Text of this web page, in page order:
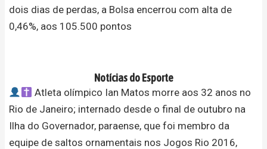
dois dias de perdas, a Bolsa encerrou com alta de
0,46%, aos 105.500 pontos
Notícias do Esporte
Atleta olímpico Ian Matos morre aos 32 anos no
Rio de Janeiro; internado desde o final de outubro na
Ilha do Governador, paraense, que foi membro da
equipe de saltos ornamentais nos Jogos Rio 2016,